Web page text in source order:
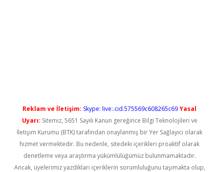
Reklam ve İletişim: Skype: live:.cid.575569c608265c69Yasal
Uyarı: Sitemiz, 5651 Sayılı Kanun gereğince Bilgi Teknolojileri ve
İletişim Kurumu (BTK) tarafından onaylanmış bir Yer Sağlayıcı olarak
hizmet vermektedir. Bu nedenle, sitedeki içerikleri proaktif olarak
denetleme veya araştırma yükümlülüğümüz bulunmamaktadır.
Ancak, üyelerimiz yazdıkları içeriklerin sorumluluğunu taşımakta olup,